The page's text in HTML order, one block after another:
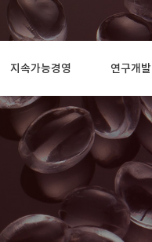
지속가능경영 연구개발